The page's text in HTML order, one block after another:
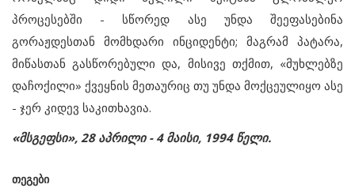
პროცესებში - სწორედ ასე უნდა შეეფასებინა
გორაჟდესთან მომხდარი ინციდენტი; მაგრამ პატარა,
მიწასთან გასწორებული და, მისივე თქმით, «მუხლებზე
დაჩოქილი» ქვეყნის მეთაურიც თუ უნდა მოქცეულიყო ასე
- ჯერ კიდევ საკითხავია.
«მსგეფსი», 28 აპრილი - 4 მაისი, 1994 წელი.
თეგები